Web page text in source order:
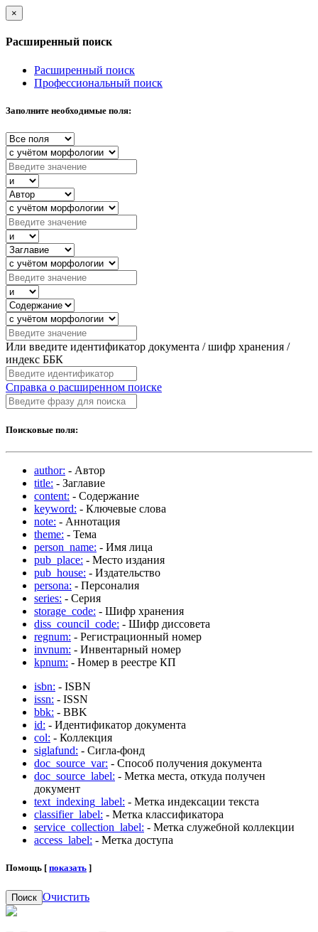
×
Расширенный поиск
Расширенный поиск
Профессиональный поиск
Заполните необходимые поля:
Или введите идентификатор документа / шифр хранения /
индекс ББК
Справка о расширенном поиске
Поисковые поля:
author: - Автор
title: - Заглавие
content: - Содержание
keyword: - Ключевые слова
note: - Аннотация
theme: - Тема
person_name: - Имя лица
pub_place: - Место издания
pub_house: - Издательство
persona: - Персоналия
series: - Серия
storage_code: - Шифр хранения
diss_council_code: - Шифр диссовета
regnum: - Регистрационный номер
invnum: - Инвентарный номер
kpnum: - Номер в реестре КП
isbn: - ISBN
issn: - ISSN
bbk: - BBK
id: - Идентификатор документа
col: - Коллекция
siglafund: - Сигла-фонд
doc_source_var: - Способ получения документа
doc_source_label: - Метка места, откуда получен
документ
text_indexing_label: - Метка индексации текста
classifier_label: - Метка классификатора
service_collection_label: - Метка служебной коллекции
access_label: - Метка доступа
Помощь [ показать ]
Поиск Очистить